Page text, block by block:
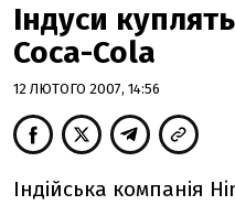
Індуси
Coca-Cola
12 ЛЮТОГО 2007, 14:56
Індійська компанія